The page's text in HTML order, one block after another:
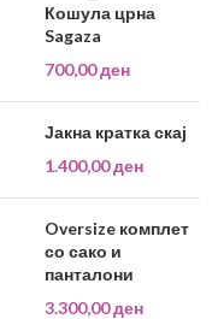
Кошула црна
Sagaza
700,00ден
Јакна кратка скај
1.400,00ден
Oversize комплет
со сако и
панталони
3.300,00ден